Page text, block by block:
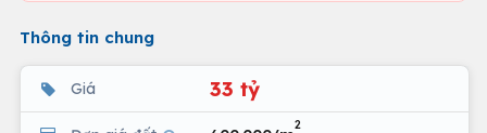
Thông tin chung
Giá 33 tỷ
2